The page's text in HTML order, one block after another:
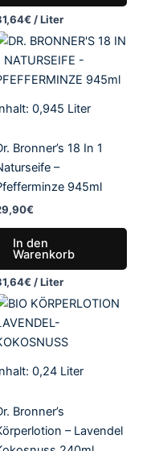
€ /Liter
0,945 Liter
Bronner’s 18 In 1
–
945ml
€
In den
Warenkorb
€ /Liter
0,24 Liter
Bronner’s
– Lavendel